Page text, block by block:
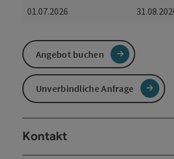
01.07.2026
Angebot buchen
Unverbindliche Anfrage
Kontakt